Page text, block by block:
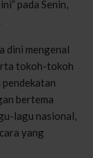
pada Senin,
dini mengenal
tokoh-tokoh
bertema
lagu nasional,
yang